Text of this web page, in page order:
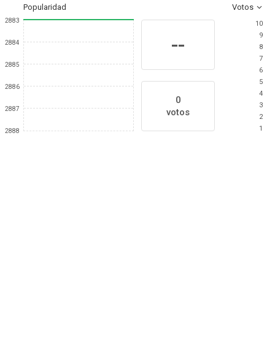
Popularidad Votos
2883
2884
2885
2886
2887
2888
--
0
votos
10
9
8
7
6
5
4
3
2
1